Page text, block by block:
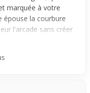
marquée à votre
épouse la courbure
l'arcade sans créer
visible selon l'angle.
grâce à l'association